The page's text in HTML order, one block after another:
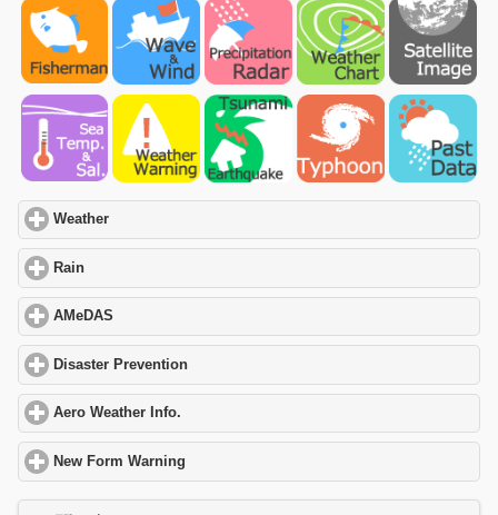
Weather
Rain
AMeDAS
Disaster Prevention
Aero Weather Info.
New Form Warning